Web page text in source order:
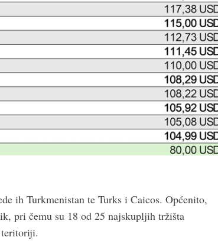
ih Turkmenistan te Turks i Caicos. Općenito,
pri čemu su 18 od 25 najskupljih tržišta